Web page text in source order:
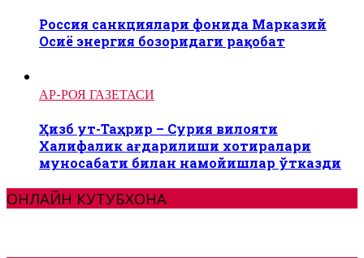
Россия санкциялари фонида Марказий
Осиё энергия бозоридаги рақобат
АР-РОЯ ГАЗЕТАСИ
Ҳизб ут-Таҳрир – Сурия вилояти
Халифалик ағдарилиши хотиралари
муносабати билан намойишлар ўтказди
ОНЛАЙН КУТУБХОНА